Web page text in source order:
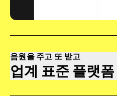
음원을 주고 또 받고
업계 표준 플랫폼